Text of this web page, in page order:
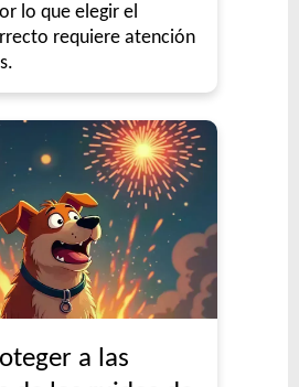
lo que elegir el
requiere atención
a las